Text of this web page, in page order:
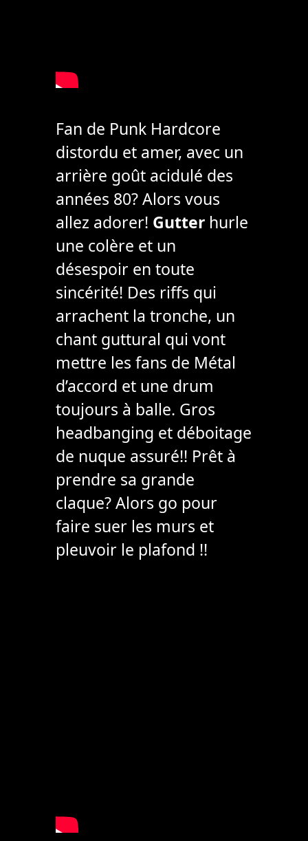
Fan de Punk Hardcore
distordu et amer, avec un
arrière goût acidulé des
années 80? Alors vous
allez adorer! Gutterhurle
une colère et un
désespoir en toute
sincérité! Des riffs qui
arrachent la tronche, un
chant guttural qui vont
mettre les fans de Métal
d’accord et une drum
toujours à balle. Gros
headbanging et déboitage
de nuque assuré!! Prêt à
prendre sa grande
claque? Alors go pour
faire suer les murs et
pleuvoir le plafond !!